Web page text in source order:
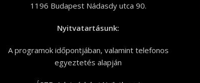
1196 Budapest Nádasdy utca 90.
Nyitvatartásunk:
A programok időpontjában, valamint telefonos
egyeztetés alapján